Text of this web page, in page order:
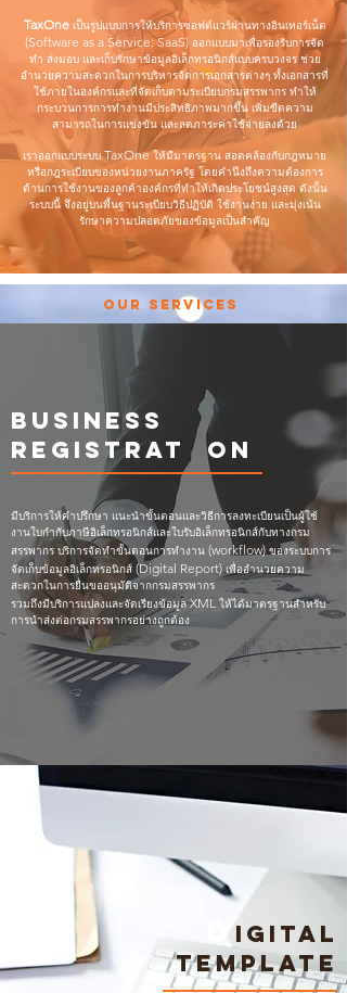
TaxOneเป็นรูปแบบการให้บริการซอฟต์แวร์ผ่านทางอินเทอร์เน็ต
(Software as a Service: SaaS) ออกแบบมาเพื่อรองรับการจัด
ทำ ส่งมอบ และเก็บรักษาข้อมูลอิเล็กทรอนิกส์แบบครบวงจร ช่วย
อำนวยความสะดวกในการบริหารจัดการเอกสารต่างๆ ทั้งเอกสารที่
ใช้ภายในองค์กรและที่จัดเก็บตามระเบียบกรมสรรพากร ทำให้
กระบวนการการทำงานมีประสิทธิภาพมากขึ้น เพิ่มขีดความ
สามารถในการแข่งขัน และลดภาระค่าใช้จ่ายลงด้วย
เราออกแบบระบบTaxOneให้มีมาตรฐาน สอดคล้องกับกฎหมาย
หรือกฎระเบียบของหน่วยงานภาครัฐ โดยคำนึงถึงความต้องการ
ด้านการใช้งานของลูกค้าองค์กรที่ทำให้เกิดประโยชน์สูงสุด ดังนั้น
ระบบนี้ จึงอยู่บนพื้นฐานระเบียบวิธีปฏิบัติ ใช้งานง่าย และมุ่งเน้น
รักษาความปลอดภัยของข้อมูลเป็นสำคัญ
OUR SERVICES
Business
Registrat on
มีบริการให้คำปรึกษา แนะนำขั้นตอนและวิธีการลงทะเบียนเป็นผู้ใช้
งานใบกำกับภาษีอิเล็กทรอนิกส์และใบรับอิเล็กทรอนิกส์กับทางกรม
สรรพากร บริการจัดทำขั้นตอนการทำงาน (workflow) ของระบบการ
จัดเก็บข้อมูลอิเล็กทรอนิกส์ (Digital Report)เพื่ออำนวยความ
สะดวกในการยื่นขออนุมัติจากกรมสรรพากร
รวมถึงมีบริการแปลงและจัดเรียงข้อมูลXML ให้ได้มาตรฐานสำหรับ
การนำส่งต่อกรมสรรพากรอย่างถูกต้อง
igital
Template